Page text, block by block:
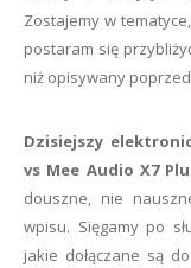
Zostajemy w
postaram się
niż opisywany
Dzisiejszy
vs Mee Audio X7
douszne, nie
wpisu. Sięgamy po
jakie dołączane są